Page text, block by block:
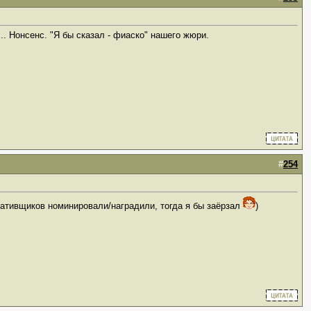
Нонсенс. "Я бы сказал - фиаско" нашего жюри.
#254
номинировали/наградили, тогда я бы заёрзал
)